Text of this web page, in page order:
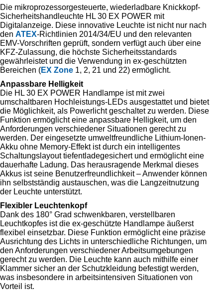
Die mikroprozessorgesteuerte, wiederladbare Knickkopf-
Sicherheitshandleuchte HL 30 EX POWER mit
Digitalanzeige. Diese innovative Leuchte ist nicht nur nach
den ATEX-Richtlinien 2014/34/EU und den relevanten
EMV-Vorschriften geprüft, sondern verfügt auch über eine
KFZ-Zulassung, die höchste Sicherheitsstandards
gewährleistet und die Verwendung in ex-geschützten
Bereichen (EX Zone 1, 2, 21 und 22) ermöglicht.
Anpassbare Helligkeit
Die HL 30 EX POWER Handlampe ist mit zwei
umschaltbaren Hochleistungs-LEDs ausgestattet und bietet
die Möglichkeit, als Powerlicht geschaltet zu werden. Diese
Funktion ermöglicht eine anpassbare Helligkeit, um den
Anforderungen verschiedener Situationen gerecht zu
werden. Der eingesetzte umweltfreundliche Lithium-Ionen-
Akku ohne Memory-Effekt ist durch ein intelligentes
Schaltungslayout tiefentladegesichert und ermöglicht eine
dauerhafte Ladung. Das herausragende Merkmal dieses
Akkus ist seine Benutzerfreundlichkeit – Anwender können
ihn selbstständig austauschen, was die Langzeitnutzung
der Leuchte unterstützt.
Flexibler Leuchtenkopf
Dank des 180° Grad schwenkbaren, verstellbaren
Leuchtkopfes ist die ex-geschützte Handlampe äußerst
flexibel einsetzbar. Diese Funktion ermöglicht eine präzise
Ausrichtung des Lichts in unterschiedliche Richtungen, um
den Anforderungen verschiedener Arbeitsumgebungen
gerecht zu werden. Die Leuchte kann auch mithilfe einer
Klammer sicher an der Schutzkleidung befestigt werden,
was insbesondere in arbeitsintensiven Situationen von
Vorteil ist.